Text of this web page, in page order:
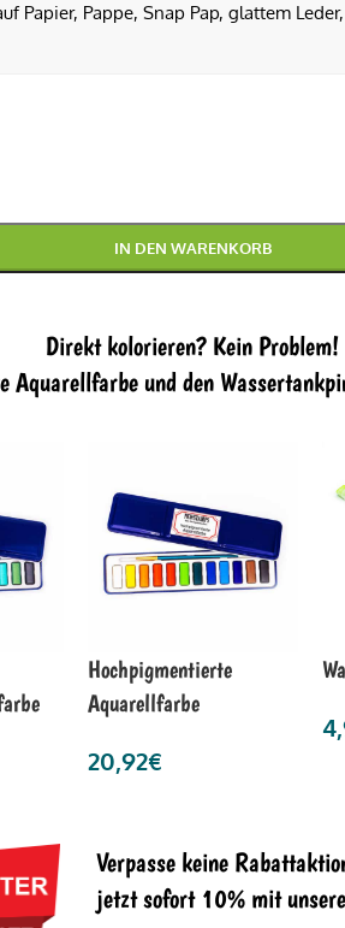
Papier, Pappe, Snap Pap, glattem
IN DEN WARENKORB
Direkt kolorieren? Kein Problem!
Aquarellfarbe und den
Hochpigmentierte
Aquarellfarbe
20,92€
Verpasse keine
jetzt sofort 10% mit